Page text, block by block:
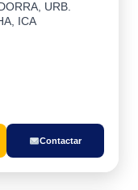
URB.
ICA
Contactar